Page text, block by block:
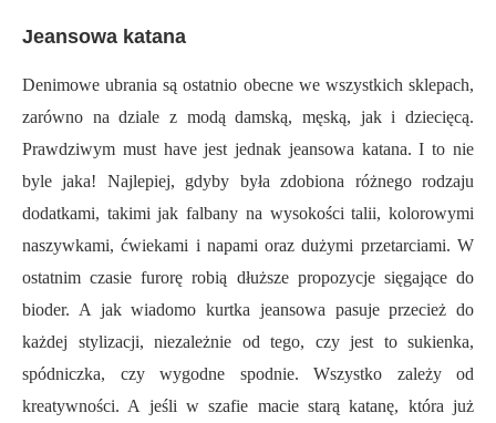
Jeansowa katana
Denimowe ubrania są ostatnio obecne we wszystkich sklepach,
zarówno na dziale z modą damską, męską, jak i dziecięcą.
Prawdziwym must have jest jednak jeansowa katana. I to nie
byle jaka! Najlepiej, gdyby była zdobiona różnego rodzaju
dodatkami, takimi jak falbany na wysokości talii, kolorowymi
naszywkami, ćwiekami i napami oraz dużymi przetarciami. W
ostatnim czasie furorę robią dłuższe propozycje sięgające do
bioder. A jak wiadomo kurtka jeansowa pasuje przecież do
każdej stylizacji, niezależnie od tego, czy jest to sukienka,
spódniczka, czy wygodne spodnie. Wszystko zależy od
kreatywności. A jeśli w szafie macie starą katanę, która już